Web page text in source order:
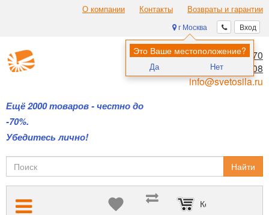
О компании Контакты Возвраты и гарантии
Вход
г Москва
Это Ваше местоположение?
Да Нет
Ещё 2000 товаров - честно до
-70%.
Убедитесь лично!
8 (495) 970-00-70
8 (800) 700-11-08
info@svetosila.ru
Найти
Корзина пуста